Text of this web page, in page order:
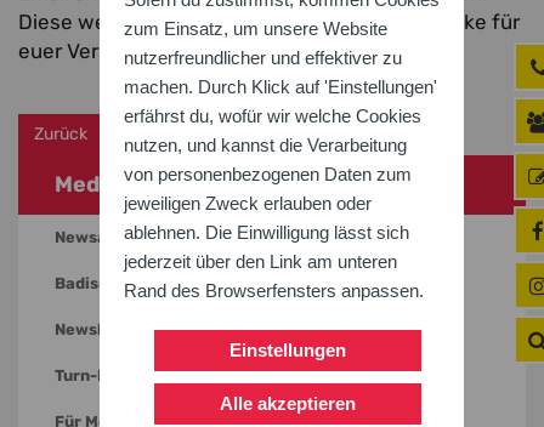
zum Einsatz, um unsere Website
nutzerfreundlicher und effektiver zu
machen. Durch Klick auf 'Einstellungen'
erfährst du, wofür wir welche Cookies
nutzen, und kannst die Verarbeitung
von personenbezogenen Daten zum
jeweiligen Zweck erlauben oder
ablehnen. Die Einwilligung lässt sich
jederzeit über den Link am unteren
Rand des Browserfensters anpassen.
Einstellungen
Alle akzeptieren
Diese werden dann am 09. Juli bearbeitet. Danke für
euer Verständnis.
Zurück
Medien
Newsarchiv
Badische Turnzeitung
Newsletter
Turn-Deutschland.TV
Für Medienvertreter